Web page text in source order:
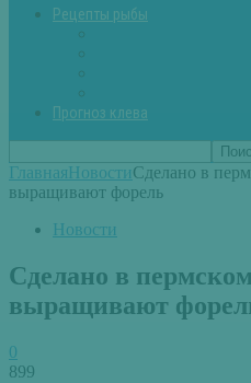
Рецепты рыбы
Прогноз клева
ГлавнаяНовостиСделано в
выращивают форель
Новости
Сделано в
выращивают
0
899